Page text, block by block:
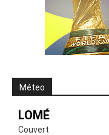
Méteo
LOMÉ
Couvert